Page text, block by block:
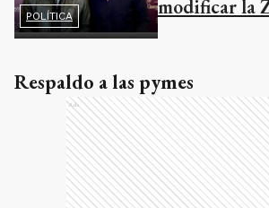
POLÍTICA
modificar la
Respaldo a las pymes
Ads